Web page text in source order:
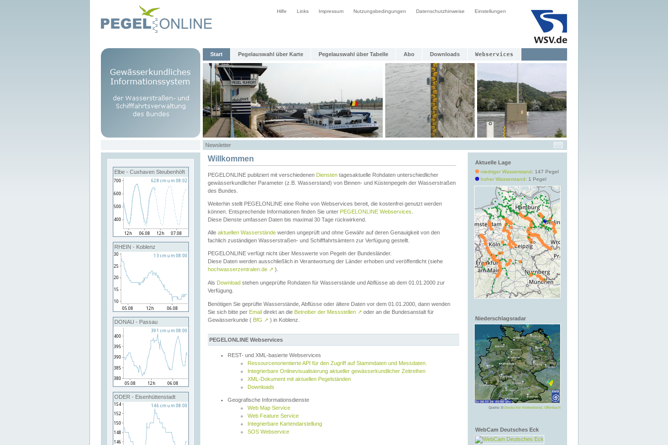
Hilfe Links Impressum Nutzungsbedingungen Datenschutzhinweise Einstellungen
Start Pegelauswahl über Karte Pegelauswahl über Tabelle Abo Downloads Webservices
Newsletter
Elbe - Cuxhaven Steubenhöft
RHEIN - Koblenz
DONAU - Passau
ODER - Eisenhüttenstadt
Aktuelle Lage
niedriger Wasserstand: 147 Pegel
hoher Wasserstand: 1 Pegel
Niederschlagsradar
Quelle: © Deutscher Wetterdienst, Offenbach
WebCam Deutsches Eck
Willkommen
PEGELONLINE publiziert mit verschiedenen Diensten tagesaktuelle Rohdaten unterschiedlicher
gewässerkundlicher Parameter (z.B. Wasserstand) von Binnen- und Küstenpegeln der Wasserstraßen
des Bundes.
Weiterhin stellt PEGELONLINE eine Reihe von Webservices bereit, die kostenfrei genutzt werden
können. Entsprechende Informationen finden Sie unter PEGELONLINE Webservices
Diese Dienste umfassen Daten bis maximal 30 Tage rückwirkend.
Alle aktuellen Wasserstände werden ungeprüft und ohne Gewähr auf deren Genauigkeit von den
fachlich zuständigen Wasserstraßen- und Schifffahrtsämtern zur Verfügung gestellt.
PEGELONLINE verfügt nicht über Messwerte von Pegeln der Bundesländer.
Diese Daten werden ausschließlich in Verantwortung der Länder erhoben und veröffentlicht (siehe
hochwasserzentralen.de ↗ ).
Als Download stehen ungeprüfte Rohdaten für Wasserstände und Abflüsse ab dem 01.01.2000 zur
Verfügung.
Benötigen Sie geprüfte Wasserstände, Abflüsse oder ältere Daten vor dem 01.01.2000, dann wenden
Sie sich bitte per Email direkt an die Betreiber der Messstellen ↗ oder an die Bundesanstalt für
Gewässerkunde ( BfG ↗ ) in Koblenz.
PEGELONLINE Webservices
REST- und XML-basierte Webservices
Ressourcenorientierte API für den Zugriff auf Stammdaten und Messdaten.
Integrierbare Onlinevisualisierung aktueller gewässerkundlicher Zeitreihen
XML-Dokument mit aktuellen Pegelständen
Downloads
Geografische Informationsdienste
Web Map Service
Web Feature Service
Integrierbare Kartendarstellung
SOS Webservice